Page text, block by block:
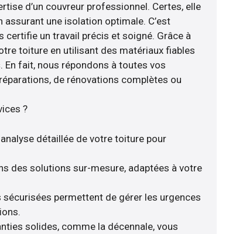
d’un couvreur professionnel. Certes, elle
une isolation optimale. C’est
certifie un travail précis et soigné. Grâce à
toiture en utilisant des matériaux fiables
fait, nous répondons à toutes vos
de rénovations complètes ou
?
détaillée de votre toiture pour
des solutions sur-mesure, adaptées à votre
sécurisées permettent de gérer les urgences
solides, comme la décennale, vous